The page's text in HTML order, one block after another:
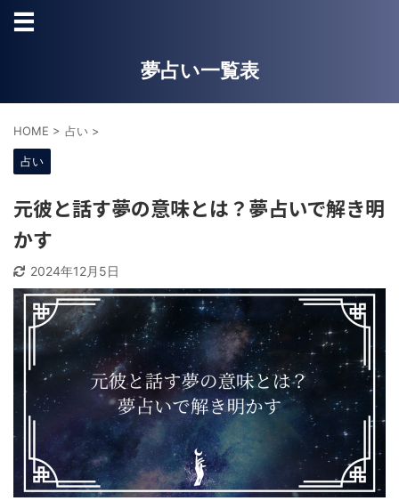
夢占い一覧表
HOME > 占い >
占い
元彼と話す夢の意味とは？夢占いで解き明
かす
2024年12月5日